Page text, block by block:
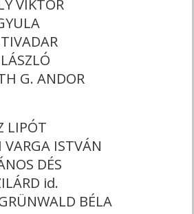
VIKTOR
G. ANDOR
LIPÓT
VARGA ISTVÁN
DÉS
id.
BÉLA